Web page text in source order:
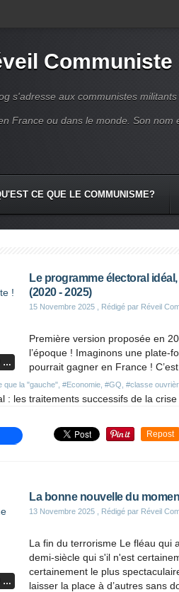
Communiste
s'adresse aux communistes
France ou dans le monde. Son nom
CE QUE LE COMMUNISME?
…
Le programme électoral
(2020 - 2025)
15 Novembre 2025 , Rédigé par Réveil
que la "gauche" #Economie #GQ #classe
Première version proposée en
l’époque ! Imaginons une plate-
pourrait gagner en France !
: les traitements successifs de la
Repost
…
La bonne nouvelle du
13 Novembre 2025 , Rédigé par Réveil
La fin du terrorisme Le fléau qui
demi-siècle qui s'il n'est
certainement le plus
laisser la place à d’autres sans